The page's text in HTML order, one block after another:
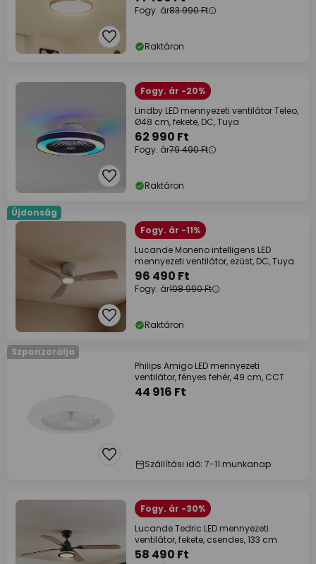
Fogy. ár83 990 Ft
Raktáron
Fogy. ár -20%
Lindby LED mennyezeti ventilátor Teleo,
Ø48 cm, fekete, DC, Tuya
62 990 Ft
Fogy. ár79 490 Ft
Raktáron
Újdonság
Fogy. ár -11%
Lucande Moneno intelligens LED
mennyezeti ventilátor, ezüst, DC, Tuya
96 490 Ft
Fogy. ár108 990 Ft
Raktáron
Szponzorálja
Philips Amigo LED mennyezeti
ventilátor, fényes fehér, 49 cm, CCT
44 916 Ft
Szállítási idő: 7-11 munkanap
Fogy. ár -30%
Lucande Tedric LED mennyezeti
ventilátor, fekete, csendes, 133 cm
58 490 Ft